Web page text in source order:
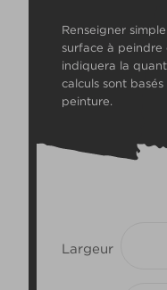
Renseigner
surface à
indiquera la
calculs sont
peinture.
Largeur